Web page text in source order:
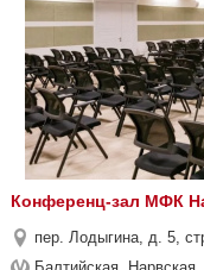
Конференц-зал МФК
пер. Лодыгина, д. 5,